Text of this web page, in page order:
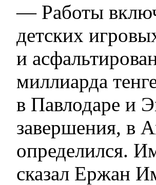
— Работы
детских
и
миллиарда
в Павлодаре и
завершения, в
определился.
сказал Ержан